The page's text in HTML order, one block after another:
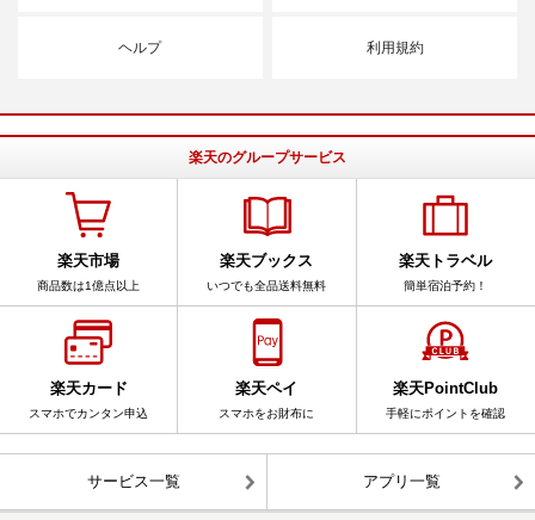
ヘルプ 利用規約
楽天のグループサービス
楽天市場
商品数は1億点以上
楽天ブックス
いつでも全品送料無料
楽天トラベル
簡単宿泊予約！
楽天カード
スマホでカンタン申込
楽天ペイ
スマホをお財布に
楽天PointClub
手軽にポイントを確認
サービス一覧 アプリ一覧